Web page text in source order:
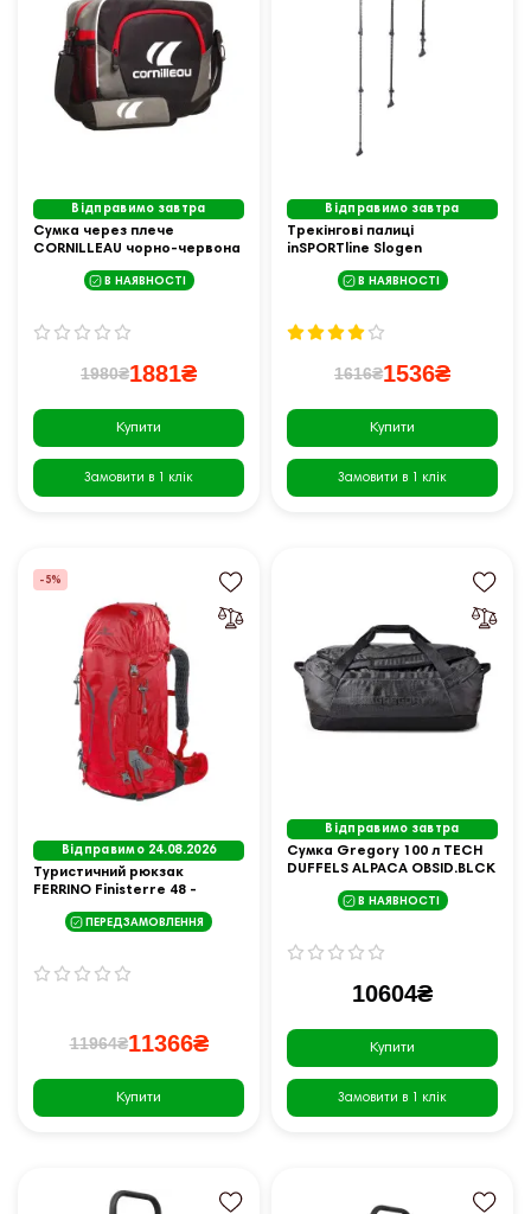
Відправимо завтра
Сумка через плече
CORNILLEAU чорно-червона
В НАЯВНОСТІ
1980₴1881₴
Купити
Замовити в 1 клік
Відправимо завтра
Трекінгові палиці
inSPORTline Slogen
В НАЯВНОСТІ
1616₴1536₴
Купити
Замовити в 1 клік
-5%
Відправимо 24.08.2026
Туристичний рюкзак
FERRINO Finisterre 48 -
ПЕРЕДЗАМОВЛЕННЯ
11964₴11366₴
Купити
Відправимо завтра
Cумка Gregory 100 л TECH
DUFFELS ALPACA OBSID.BLCK
В НАЯВНОСТІ
10604₴
Купити
Замовити в 1 клік